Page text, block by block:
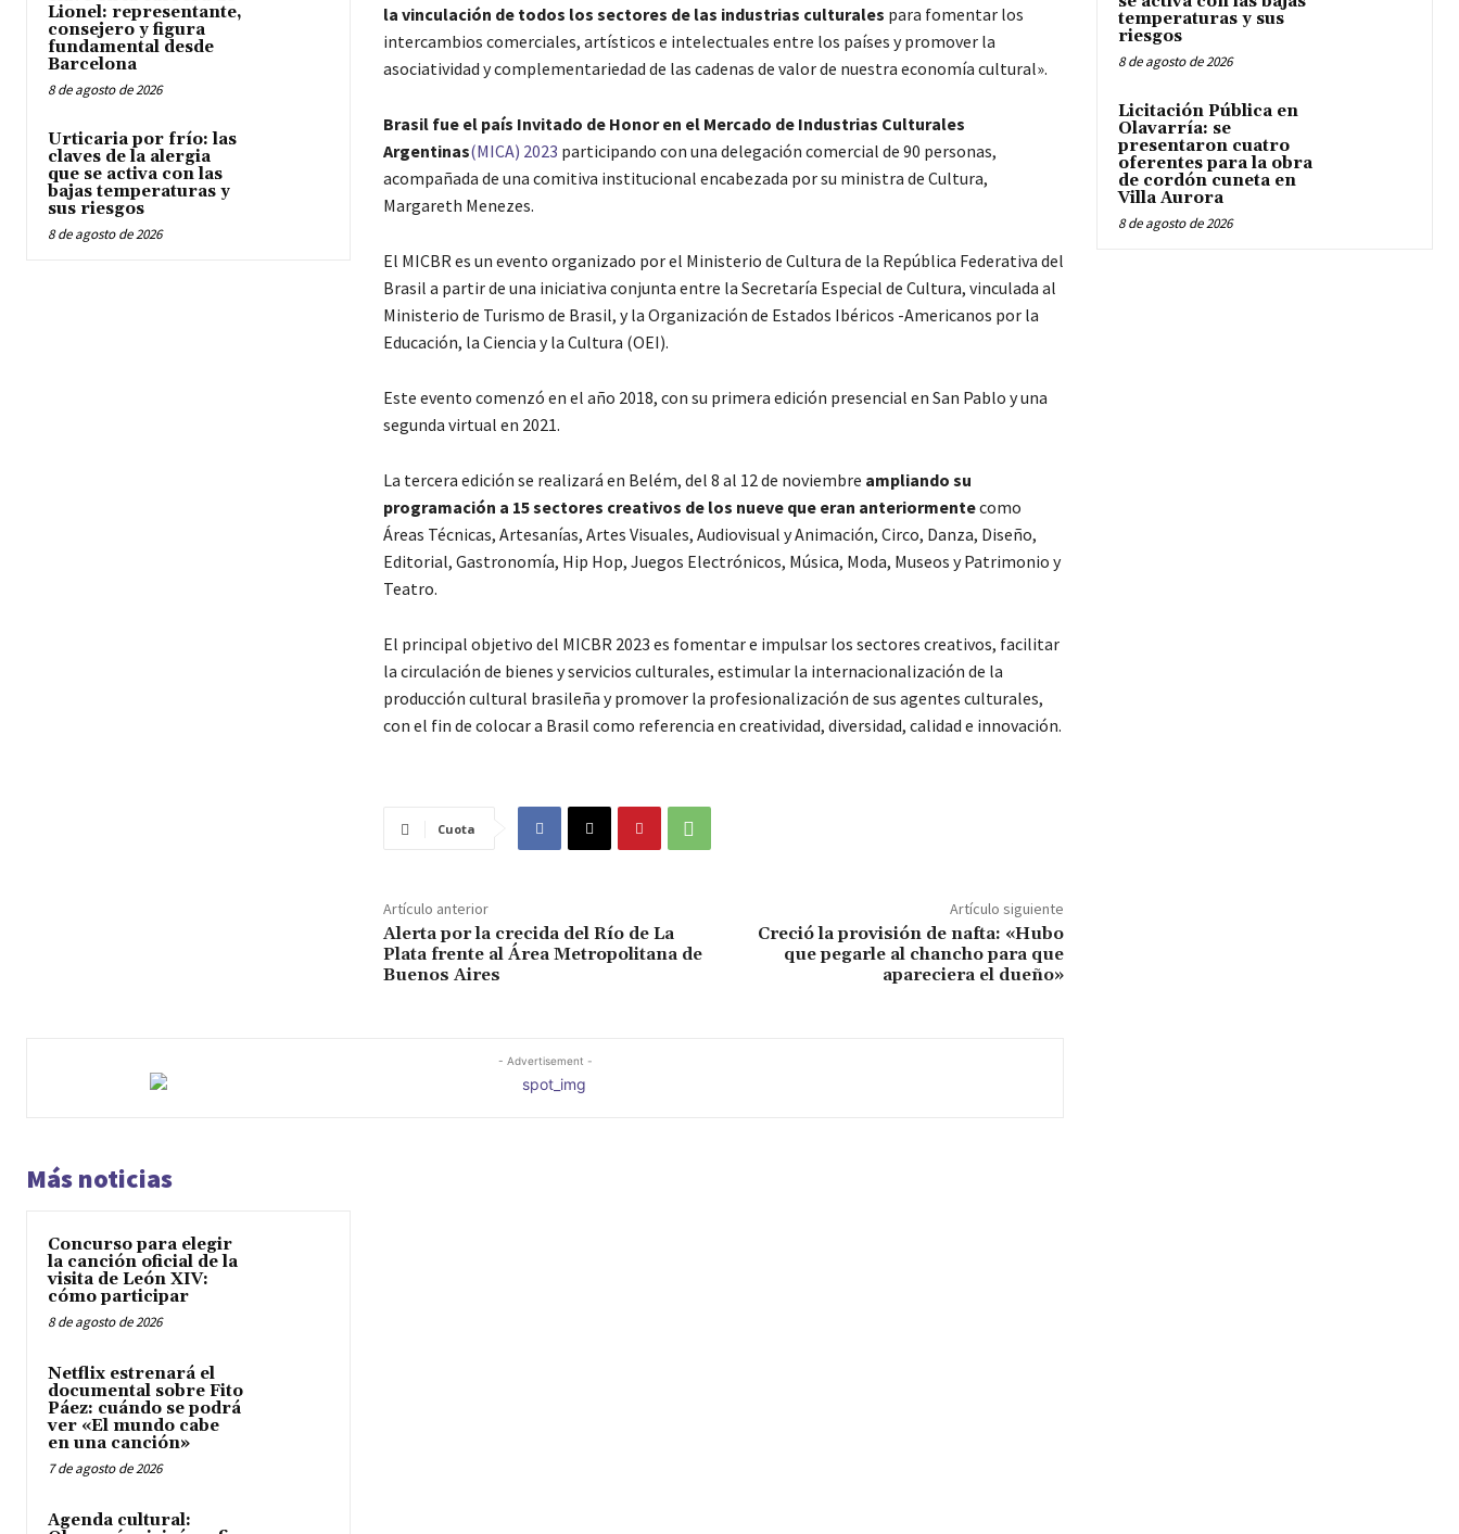
Lionel: representante,
consejero y figura
fundamental desde
Barcelona
8 de agosto de 2026
Urticaria por frío: las
claves de la alergia
que se activa con las
bajas temperaturas y
sus riesgos
8 de agosto de 2026
la vinculación de todos los sectores de las industrias culturales para fomentar los
intercambios comerciales, artísticos e intelectuales entre los países y promover la
asociatividad y complementariedad de las cadenas de valor de nuestra economía cultural».
Brasil fue el país Invitado de Honor en el Mercado de Industrias Culturales
Argentinas(MICA) 2023 participando con una delegación comercial de 90 personas,
acompañada de una comitiva institucional encabezada por su ministra de Cultura,
Margareth Menezes.
El MICBR es un evento organizado por el Ministerio de Cultura de la República Federativa del
Brasil a partir de una iniciativa conjunta entre la Secretaría Especial de Cultura, vinculada al
Ministerio de Turismo de Brasil, y la Organización de Estados Ibéricos -Americanos por la
Educación, la Ciencia y la Cultura (OEI).
Este evento comenzó en el año 2018, con su primera edición presencial en San Pablo y una
segunda virtual en 2021.
La tercera edición se realizará en Belém, del 8 al 12 de noviembre ampliando su
programación a 15 sectores creativos de los nueve que eran anteriormentecomo
Áreas Técnicas, Artesanías, Artes Visuales, Audiovisual y Animación, Circo, Danza, Diseño,
Editorial, Gastronomía, Hip Hop, Juegos Electrónicos, Música, Moda, Museos y Patrimonio y
Teatro.
El principal objetivo del MICBR 2023 es fomentar e impulsar los sectores creativos, facilitar
la circulación de bienes y servicios culturales, estimular la internacionalización de la
producción cultural brasileña y promover la profesionalización de sus agentes culturales,
con el fin de colocar a Brasil como referencia en creatividad, diversidad, calidad e innovación.
Cuota
Artículo anterior
Alerta por la crecida del Río de La
Plata frente al Área Metropolitana de
Buenos Aires
Artículo siguiente
Creció la provisión de nafta: «Hubo
que pegarle al chancho para que
apareciera el dueño»
- Advertisement -
Más noticias
Concurso para elegir
la canción oficial de la
visita de León XIV:
cómo participar
8 de agosto de 2026
Netflix estrenará el
documental sobre Fito
Páez: cuándo se podrá
ver «El mundo cabe
en una canción»
7 de agosto de 2026
Agenda cultural:
temperaturas y sus
riesgos
8 de agosto de 2026
Licitación Pública en
Olavarría: se
presentaron cuatro
oferentes para la obra
de cordón cuneta en
Villa Aurora
8 de agosto de 2026